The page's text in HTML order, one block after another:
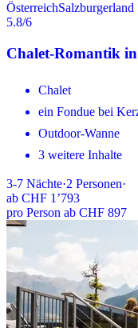
ÖsterreichSalzburgerland
5.8/6
Chalet-Romantik
Chalet
ein Fondue bei
Outdoor-Wanne
3 weitere Inhalte
3-7 Nächte·2 Personen·
ab CHF 1’793
pro Person ab CHF 897